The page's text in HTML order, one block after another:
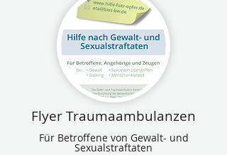
Flyer Traumaambulanzen
Für Betroffene von Gewalt- und
Sexualstraftaten